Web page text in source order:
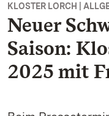
KLOSTER LORCH |
Neuer
Saison:
2025 mit